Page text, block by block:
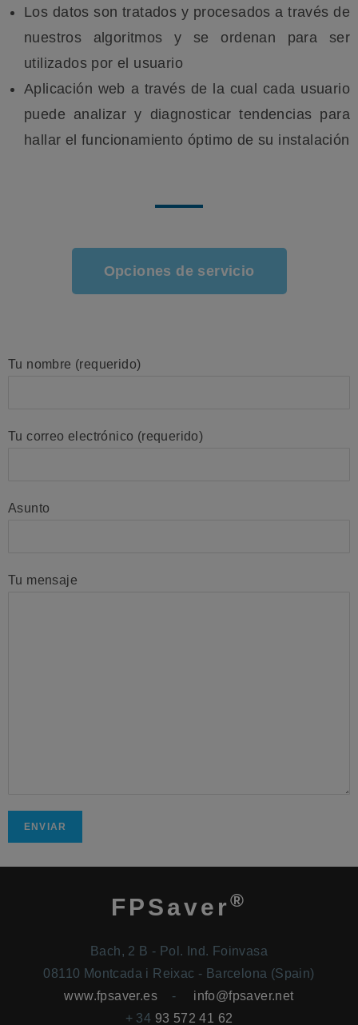
Los datos son tratados y procesados a través de
nuestros algoritmos y se ordenan para ser
utilizados por el usuario
Aplicación web a través de la cual cada usuario
puede analizar y diagnosticar tendencias para
hallar el funcionamiento óptimo de su instalación
Opciones de servicio
Tu nombre (requerido)
Tu correo electrónico (requerido)
Asunto
Tu mensaje
FPSaver®
Bach, 2 B - Pol. Ind. Foinvasa
08110 Montcada i Reixac - Barcelona (Spain)
www.fpsaver.es - info@fpsaver.net
+ 34 93 572 41 62